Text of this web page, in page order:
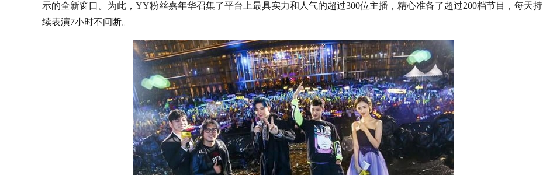
示的全新窗口。为此，YY粉丝嘉年华召集了平台上最具实力和人气的超过300位主播，精心准备了超过200档节目，每天持
续表演7小时不间断。